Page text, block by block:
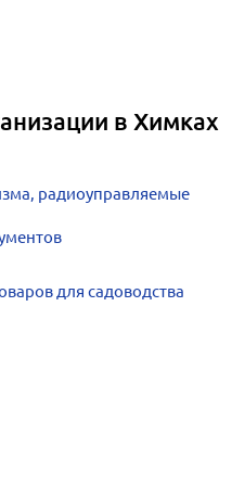
в Химках
радиоуправляемые
для садоводства